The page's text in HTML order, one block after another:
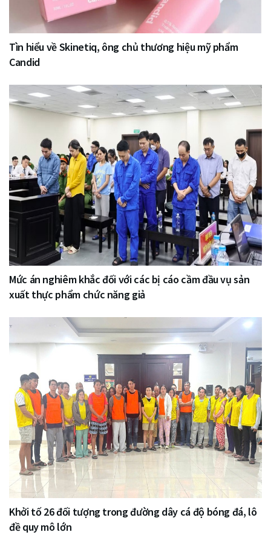
Tìn hiểu về Skinetiq, ông chủ thương hiệu mỹ phẩm
Candid
Mức án nghiêm khắc đối với các bị cáo cầm đầu vụ sản
xuất thực phẩm chức năng giả
Khởi tố 26 đối tượng trong đường dây cá độ bóng đá, lô
đề quy mô lớn